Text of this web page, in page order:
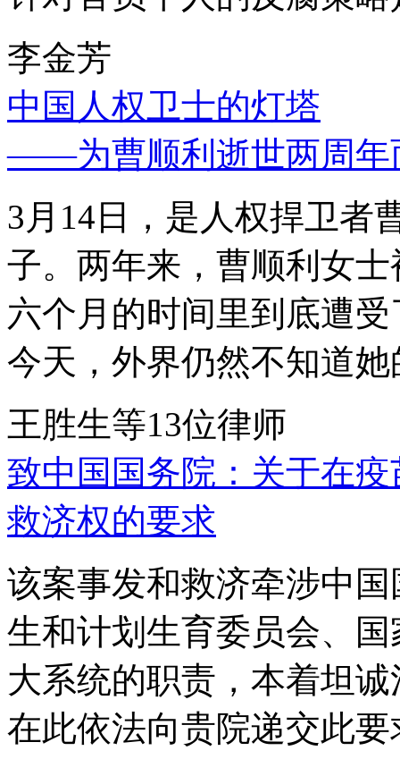
李金芳
中国人权卫士的灯塔
——为曹顺利逝世两周年
3月14日，是人权捍卫者
子。两年来，曹顺利女
六个月的时间里到底遭
今天，外界仍然不知道
王胜生等13位律师
致中国国务院：关于在
救济权的要求
该案事发和救济牵涉中
生和计划生育委员会、
大系统的职责，本着坦
在此依法向贵院递交此要